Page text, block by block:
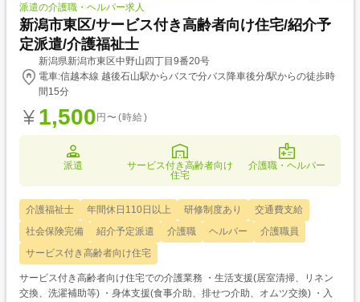
派遣の介護職・ヘルパー求人
新潟市東区/サービス付き高齢者向け住宅/紹介予
定派遣/介護福祉士
新潟県新潟市東区中野山四丁目9番20号
電車:信越本線 越後石山駅からバスで分バス降車後分/駅からの徒歩時
間15分
1,500 円〜(時給)
派遣
サービス付き高齢者向け
住宅
介護職・ヘルパー
介護福祉士 年間休日110日以上 研修制度あり
交通費支給
社会保険完備
紹介予定派遣 介護職 ヘルパー
介護職員
サービス付き高齢者向け住宅
サービス付き高齢者向け住宅での介護業務 ・生活支援(居室清掃、リネン
交換、洗濯補助等) ・身体支援(食事介助、排せつ介助、オムツ交換) ・入